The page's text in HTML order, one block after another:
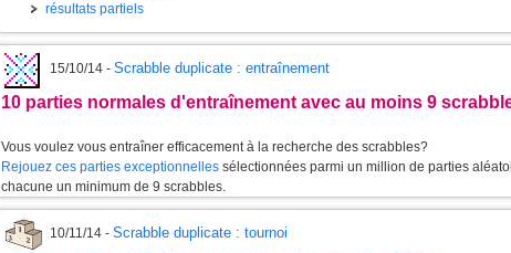
résultats partiels
15/10/14 - Scrabble duplicate : entraînement
10 parties normales d'entraînement avec au moins 9
Vous voulez vous entraîner efficacement à la recherche des scrabbles?
Rejouez ces parties exceptionnelles sélectionnées parmi un million de parties
chacune un minimum de 9 scrabbles.
10/11/14 - Scrabble duplicate : tournoi